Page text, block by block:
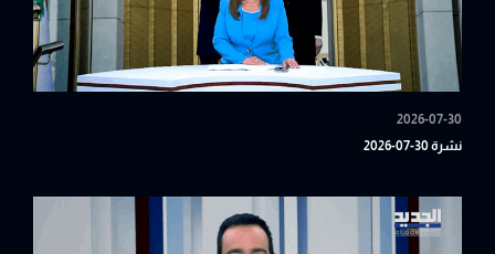
2026-07-30
نشرة 30-07-2026